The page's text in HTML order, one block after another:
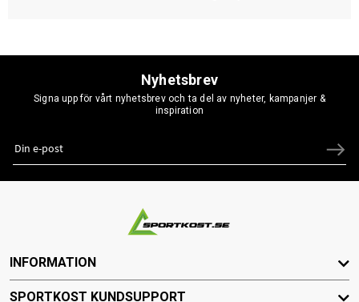
Nyhetsbrev
Signa upp för vårt nyhetsbrev och ta del av nyheter, kampanjer &
inspiration
INFORMATION
SPORTKOST KUNDSUPPORT